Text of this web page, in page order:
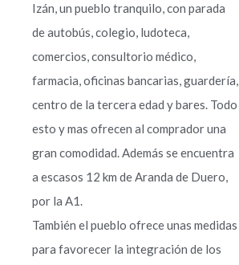
Izán, un pueblo tranquilo, con parada
de autobús, colegio, ludoteca,
comercios, consultorio médico,
farmacia, oficinas bancarias, guardería,
centro de la tercera edad y bares. Todo
esto y mas ofrecen al comprador una
gran comodidad. Además se encuentra
a escasos 12 km de Aranda de Duero,
por la A1.
También el pueblo ofrece unas medidas
para favorecer la integración de los